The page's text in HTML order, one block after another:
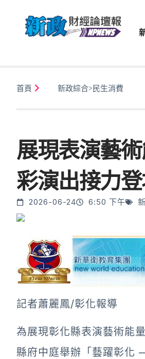
首頁 新政綜合>民生消費
展現表演藝
彩演出接力
2026-06-24 6:50 下午
記者蕭麗鳳/彰化報導
為展現彰化縣表演藝術能
縣府中庭舉辦「藝躍彰化